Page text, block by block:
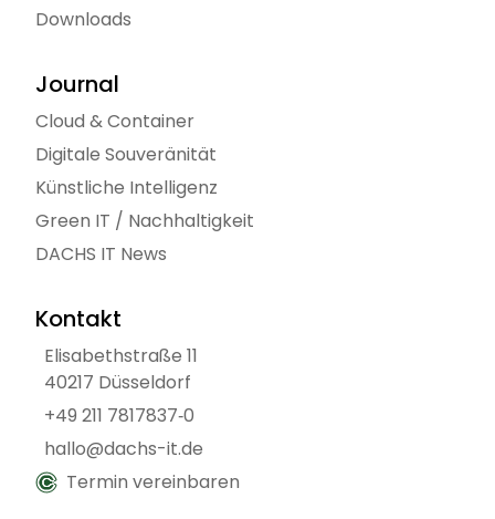
Downloads
Journal
Cloud & Container
Digitale Souveränität
Künstliche Intelligenz
Green IT / Nachhaltigkeit
DACHS IT News
Kontakt
Elisabethstraße 11
40217 Düsseldorf
+49 211 7817837‑0
hallo@dachs-it.de
Termin vereinbaren